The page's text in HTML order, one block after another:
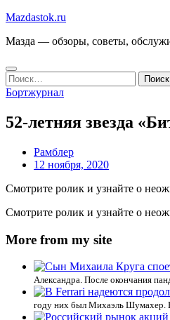
Перейти
содержимому
Mazdastok.ru
Мазда — обзоры, советы,
Найти:
Бортжурнал
52-летняя звезда
Рамблер
12 ноября, 2020
Смотрите ролик и узнайте о
Смотрите ролик и узнайте о
More from my site
Александра. После окончания
году них был Михаэль Шумахер.